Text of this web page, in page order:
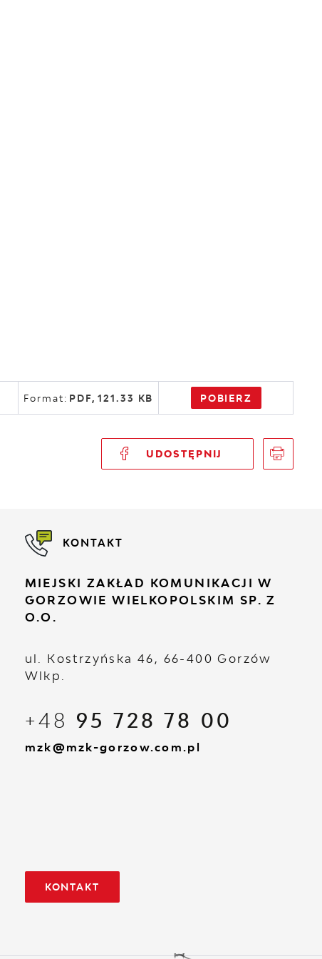
Format: PDF, 121.33 KB POBIERZ
UDOSTĘPNIJ
KONTAKT
MIEJSKI ZAKŁAD KOMUNIKACJI W
GORZOWIE WIELKOPOLSKIM SP. Z
O.O.
ul. Kostrzyńska 46, 66-400 Gorzów
Wlkp.
+48 95 728 78 00
mzk@mzk-gorzow.com.pl
KONTAKT